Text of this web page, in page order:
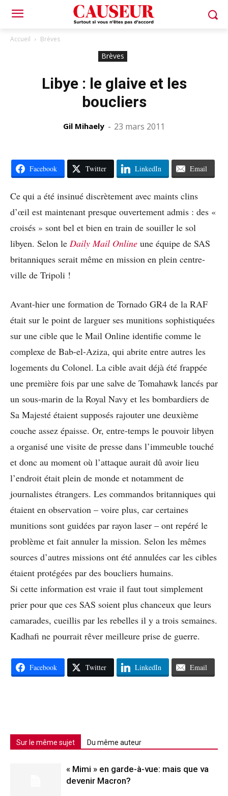
Accueil Brèves
Brèves
Libye : le glaive et les
boucliers
Gil Mihaely - 23 mars 2011
Facebook Twitter LinkedIn Email
Ce qui a été insinué discrètement avec maints clins
d’œil est maintenant presque ouvertement admis : des «
croisés » sont bel et bien en train de souiller le sol
libyen. Selon le Daily Mail Online une équipe de SAS
britanniques serait même en mission en plein centre-
ville de Tripoli !
Avant-hier une formation de Tornado GR4 de la RAF
était sur le point de larguer ses munitions sophistiquées
sur une cible que le Mail Online identifie comme le
complexe de Bab-el-Aziza, qui abrite entre autres les
logements du Colonel. La cible avait déjà été frappée
une première fois par une salve de Tomahawk lancés par
un sous-marin de la Royal Navy et les bombardiers de
Sa Majesté étaient supposés rajouter une deuxième
couche assez épaisse. Or, entre-temps le pouvoir libyen
a organisé une visite de presse dans l’immeuble touché
et donc au moment où l’attaque aurait dû avoir lieu
l’endroit était plein de monde et notamment de
journalistes étrangers. Les commandos britanniques qui
étaient en observation – voire plus, car certaines
munitions sont guidées par rayon laser – ont repéré le
problème et fait annuler la mission. Selon les mêmes
sources d’autres missions ont été annulées car les cibles
étaient protégées par des boucliers humains.
Si cette information est vraie il faut tout simplement
prier pour que ces SAS soient plus chanceux que leurs
camarades, cueillis par les rebelles il y a trois semaines.
Kadhafi ne pourrait rêver meilleure prise de guerre.
Facebook Twitter LinkedIn Email
Sur le même sujet Du même auteur
« Mimi » en garde-à-vue: mais que va
devenir Macron?